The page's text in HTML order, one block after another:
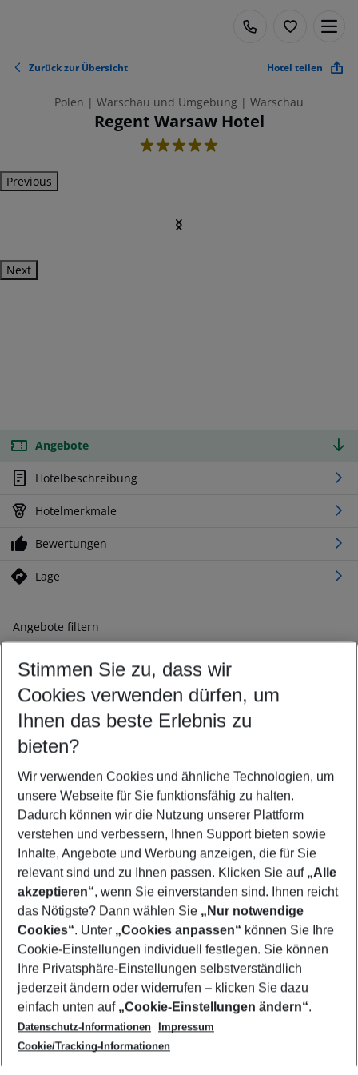
Zurück zur Übersicht Hotel teilen
Polen | Warschau und Umgebung | Warschau
Regent Warsaw Hotel
5
Previous
Next
Angebote
Hotelbeschreibung
Hotelmerkmale
Bewertungen
Lage
Angebote filtern
Ändern Sie Ihre Kriterien nach Ihren Wünschen
Abflughafen wählen
Beliebiger Abflughafen
Reisezeitraum wählen
09.08.26– 07.08.27 5-8 Nächte
2 Erwachsene Keine Kinder
Mehr Filter anzeigen
Footer
Footer navigation
Über uns
AGB
Cookie-Einstellungen ändern
Cookie-Richtlinie
Datenschutz
Service & Hilfe
Barrierefreies Reisen
Check-in
Folgen Sie uns
Stimmen Sie zu, dass wir
Cookies verwenden dürfen, um
Ihnen das beste Erlebnis zu
bieten?
Wir verwenden Cookies und ähnliche Technologien, um
unsere Webseite für Sie funktionsfähig zu halten.
Dadurch können wir die Nutzung unserer Plattform
verstehen und verbessern, Ihnen Support bieten sowie
Inhalte, Angebote und Werbung anzeigen, die für Sie
relevant sind und zu Ihnen passen. Klicken Sie auf „Alle
akzeptieren“, wenn Sie einverstanden sind. Ihnen reicht
das Nötigste? Dann wählen Sie „Nur notwendige
Cookies“. Unter „Cookies anpassen“ können Sie Ihre
Cookie-Einstellungen individuell festlegen. Sie können
Ihre Privatsphäre-Einstellungen selbstverständlich
jederzeit ändern oder widerrufen – klicken Sie dazu
einfach unten auf „Cookie-Einstellungen ändern“.
Datenschutz-Informationen
Impressum
Cookie/Tracking-Informationen